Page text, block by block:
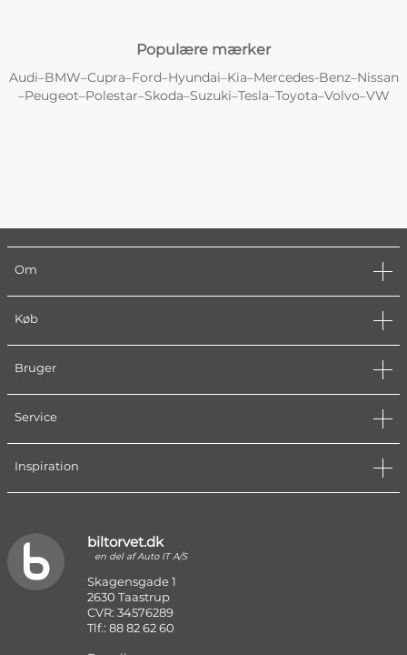
Populære mærker
Audi–BMW–Cupra–Ford–Hyundai–Kia–Mercedes-Benz–Nissan
–Peugeot–Polestar–Skoda–Suzuki–Tesla–Toyota–Volvo–VW
Om
Køb
Bruger
Service
Inspiration
biltorvet.dk
en del af Auto IT A/S
Skagensgade 1
2630 Taastrup
CVR: 34576289
Tlf.: 88 82 62 60